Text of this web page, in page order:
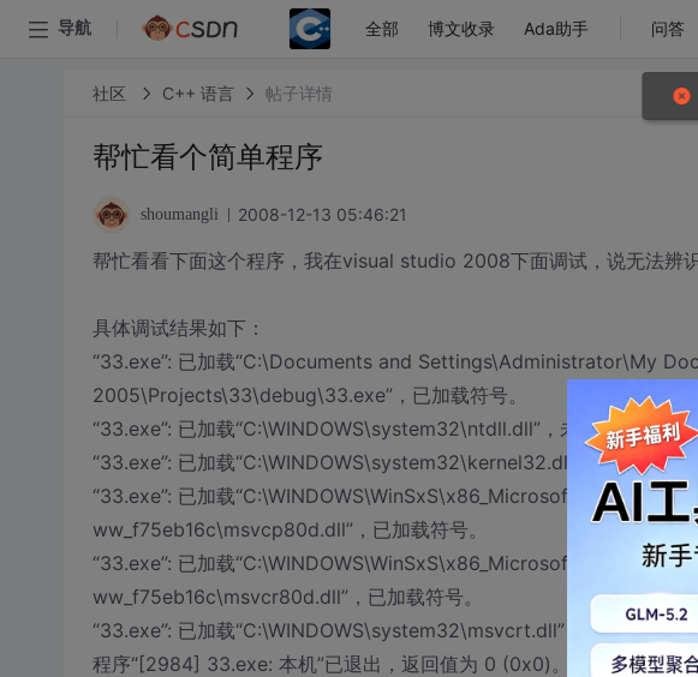
导航 全部 博文收录 Ada助手 问答
社区 C++ 语言 帖子详情
帮忙看个简单程序
shoumangli 2008-12-13 05:46:21
帮忙看看下面这个程序，我在visual studio 2008下面调试，说无法辨
具体调试结果如下：
“33.exe”: 已加载“C:\Documents and Settings\Administrator\My
2005\Projects\33\debug\33.exe”，已加载符号。
“33.exe”: 已加载“C:\WINDOWS\system32\ntdll.dll”，未加载任何符号
“33.exe”: 已加载“C:\WINDOWS\system32\kernel32.dll”，未加载任何
“33.exe”: 已加载
ww_f75eb16c\msvcp80d.dll”，已加载符号。
“33.exe”: 已加载
ww_f75eb16c\msvcr80d.dll”，已加载符号。
“33.exe”: 已加载“C:\WINDOWS\system32\msvcrt.dll”，未加载任何
程序“[2984] 33.exe: 本机”已退出，返回值为 0 (0x0)。